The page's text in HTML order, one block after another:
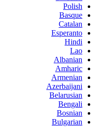
Polish
Basque
Catalan
Esperanto
Hindi
Lao
Albanian
Amharic
Armenian
Azerbaijani
Belarusian
Bengali
Bosnian
Bulgarian